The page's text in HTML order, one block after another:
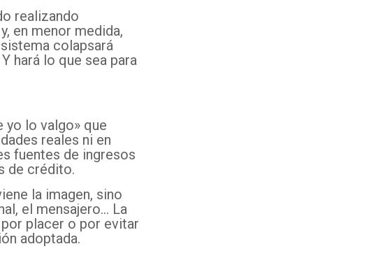
realizando
en menor medida,
colapsará
hará lo que sea para
yo lo valgo» que
reales ni en
fuentes de ingresos
de crédito.
la imagen, sino
el mensajero… La
placer o por evitar
adoptada.